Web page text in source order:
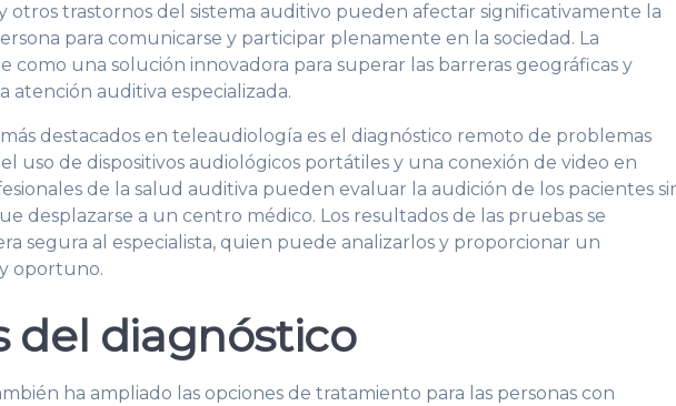
otros trastornos del sistema auditivo pueden afectar significativamente la
para comunicarse y participar plenamente en la sociedad. La
como una solución innovadora para superar las barreras geográficas y
atención auditiva especializada.
destacados en teleaudiología es el diagnóstico remoto de problemas
uso de dispositivos audiológicos portátiles y una conexión de video en
de la salud auditiva pueden evaluar la audición de los pacientes
desplazarse a un centro médico. Los resultados de las pruebas se
segura al especialista, quien puede analizarlos y proporcionar un
oportuno.
del diagnóstico
ha ampliado las opciones de tratamiento para las personas con